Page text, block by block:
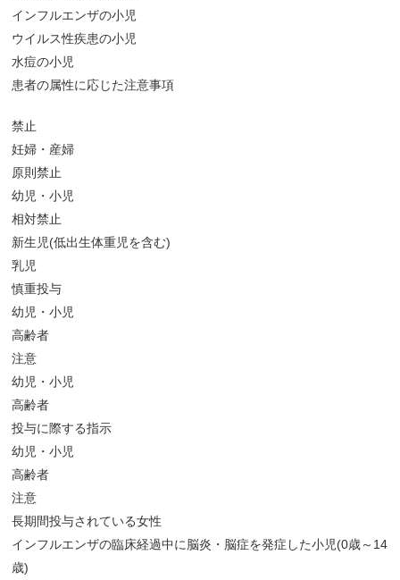
インフルエンザの小児
ウイルス性疾患の小児
水痘の小児
患者の属性に応じた注意事項
禁止
妊婦・産婦
原則禁止
幼児・小児
相対禁止
新生児(低出生体重児を含む)
乳児
慎重投与
幼児・小児
高齢者
注意
幼児・小児
高齢者
投与に際する指示
幼児・小児
高齢者
注意
長期間投与されている女性
インフルエンザの臨床経過中に脳炎・脳症を発症した小児(0歳～ 14
歳)